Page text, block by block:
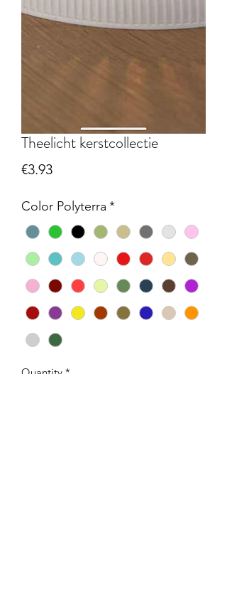
Theelicht kerstcollectie
€3.93Price
Color Polyterra *
Quantity *